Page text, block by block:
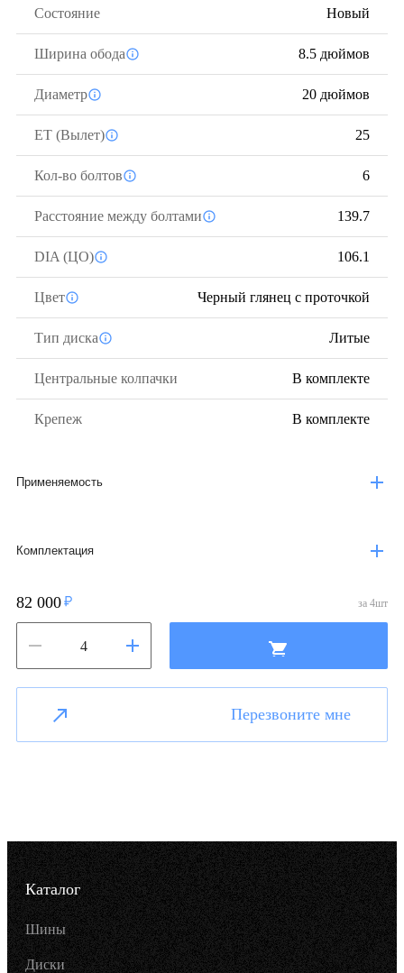
Состояние Новый
Ширина обода 8.5 дюймов
Диаметр 20 дюймов
ЕТ (Вылет) 25
Кол-во болтов 6
Расстояние между болтами 139.7
DIA (ЦО) 106.1
Цвет Черный глянец с проточкой
Тип диска Литые
Центральные колпачки В комплекте
Крепеж В комплекте
Применяемость
Комплектация
82 000 за 4шт
Перезвоните мне
Каталог
Шины
Диски